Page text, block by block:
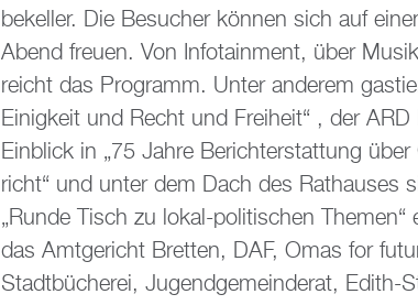
be­kel­ler. Die Be­su­cher kön­nen sich auf
Abend freu­en. Von In­fo­tain­ment, über
reicht das Pro­gramm. Unter an­de­rem
Ei­nig­keit und Recht und Frei­heit“ , der
Ein­blick in „75 Jahre Be­richt­erstat­tung
richt“ und unter dem Dach des Rat­hau­ses
„Runde Tisch zu lokal-po­li­ti­schen
das Amt­ge­richt Brett­en, DAF, Omas for
Stadt­bü­che­rei, Ju­gend­ge­mein­de­rat, Edith-